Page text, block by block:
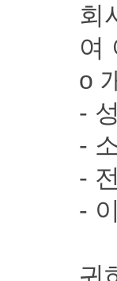
회
여
ο
-
-
-
-